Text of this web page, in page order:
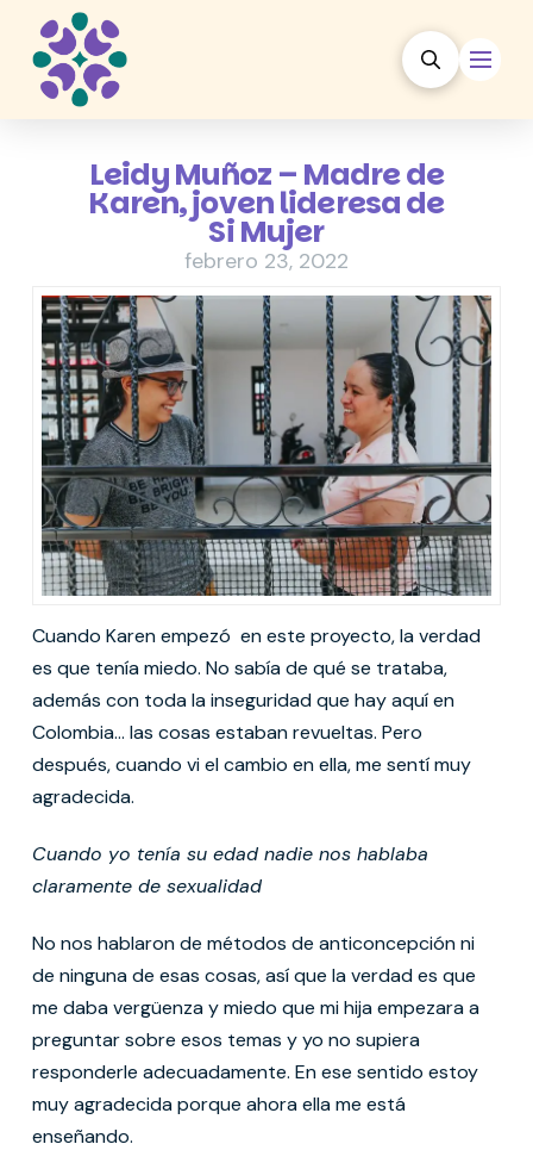
Leidy Muñoz – Madre de
Karen, joven lideresa de
Si Mujer
febrero 23, 2022
Cuando Karen empezó en este proyecto, la verdad
es que tenía miedo. No sabía de qué se trataba,
además con toda la inseguridad que hay aquí en
Colombia… las cosas estaban revueltas. Pero
después, cuando vi el cambio en ella, me sentí muy
agradecida.
Cuando yo tenía su edad nadie nos hablaba
claramente de sexualidad
No nos hablaron de métodos de anticoncepción ni
de ninguna de esas cosas, así que la verdad es que
me daba vergüenza y miedo que mi hija empezara a
preguntar sobre esos temas y yo no supiera
responderle adecuadamente. En ese sentido estoy
muy agradecida porque ahora ella me está
enseñando.